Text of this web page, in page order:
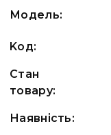
Модель:
Koд:
Стан
товару:
Наявність: